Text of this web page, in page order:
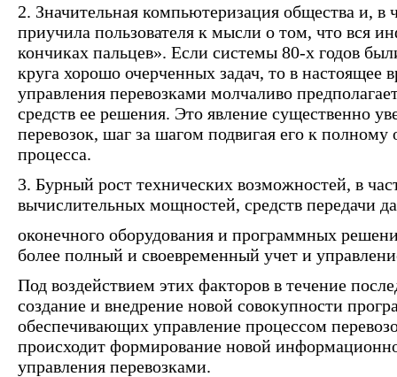
2. Значительная компьютеризация общества и, в
приучила пользователя к мысли о том, что вся
кончиках пальцев». Если системы 80-х годов
круга хорошо очерченных задач, то в настоящее
управления перевозками молчаливо
средств ее решения. Это явление существенно
перевозок, шаг за шагом подвигая его к
процесса.
3. Бурный рост технических возможностей, в
вычислительных мощностей, средств передачи
оконечного оборудования и программных
более полный и своевременный учет и
Под воздействием этих факторов в течение
создание и внедрение новой совокупности
обеспечивающих управление процессом
происходит формирование новой
управления перевозками.